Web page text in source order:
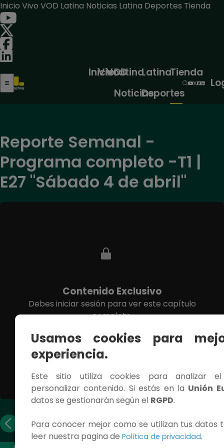
Inicio Vivo VOD Latina Noticias Latina Deportes Tienda
Inicio
Vivo
VOD
Latina
Noticias
Latina
Deportes
Tienda
Reporte Semanal -
Programa completo -T1 |
E27 "Sábado 4 de abril"
Contenido Exclusivo
Debes iniciar sesión para ver este capítulo
completo.
INICIAR SESIÓN
anterior
siguiente
Usamos cookies para
experiencia.
Este sitio utiliza cookies para analizar
personalizar contenido. Si estás en la Unión
datos se gestionarán según el RGPD.
Para conocer mejor como se utilizan tus datos
leer nuestra pagina de Política de privacidad.